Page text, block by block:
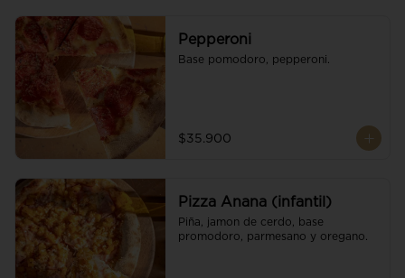
Pepperoni
Base pomodoro, pepperoni.
$35.900
Pizza Anana (infantil)
Piña, jamon de cerdo, base
promodoro, parmesano y oregano.